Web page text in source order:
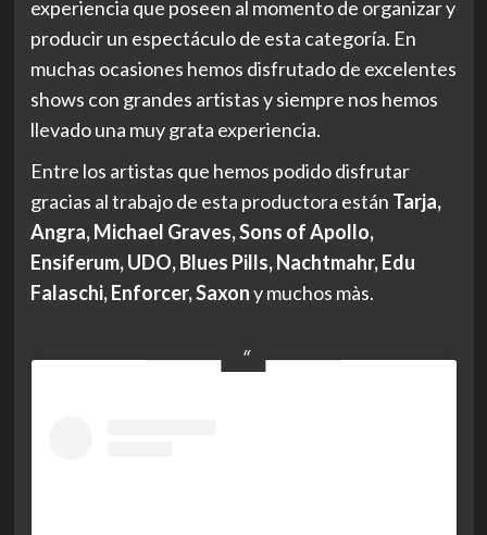
experiencia que poseen al momento de organizar y
producir un espectáculo de esta categoría. En
muchas ocasiones hemos disfrutado de excelentes
shows con grandes artistas y siempre nos hemos
llevado una muy grata experiencia.
Entre los artistas que hemos podido disfrutar
gracias al trabajo de esta productora están Tarja,
Angra, Michael Graves, Sons of Apollo,
Ensiferum, UDO, Blues Pills, Nachtmahr, Edu
Falaschi, Enforcer, Saxony muchos màs.